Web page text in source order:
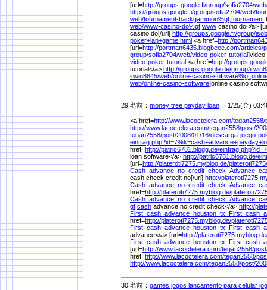
[url=http://groups.google.fi/group/sofia2704/
http://groups.google.fi/group/sofia2704/web/
web/tournament-backgammon%gt;tournament
web/www-casino-do%gt;www casino do</a>
casino do[/url] http://groups.google.fr/group/
poker+lan+game.html <a href=http://
[url=http://portman6435.blogbeee.com/articles/
group/sofia2704/web/video-poker-tutorial]video
video-poker-tutorial <a href=http://
tutorial</a> http://groups.google.de/group/
irwin8845/web/online-casino-software%
web/online-casino-software]online casino
29 名前： money tree payday loan 1/25(金)
<a href=http://www.lacoctelera.com/tegan2558/
http://www.lacoctelera.com/tegan2558/post/
tegan2558/post/2008/01/16/descarga-juego-
eintrag.php?id=7%
href=http://patric6781.blogg.de/
loan software</a> http://patric6781.blogg.de/
[url=http://plateroti7275.myblog.de/plateroti7275/
cash check credit no[/url] http://
href=http://plateroti7275.myblog.de/
gt;cash advance no credit check</a> http://
href=http://plateroti7275.myblog.de/
advance</a> [url=http://
[url=http://www.lacoctelera.com/tegan2558/
href=http://www.lacoctelera.com/tegan2558/
http://www.lacoctelera.com/tegan2558/post/
30 名前： games jogos lancamento para celular